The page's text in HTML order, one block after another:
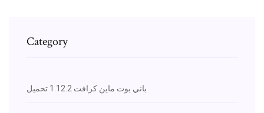
Category
باني بوت ماين كرافت 1.12.2 تحميل